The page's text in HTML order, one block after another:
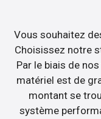
Vous souhaitez
Choisissez notre
Par le biais de
matériel est de
montant se
système